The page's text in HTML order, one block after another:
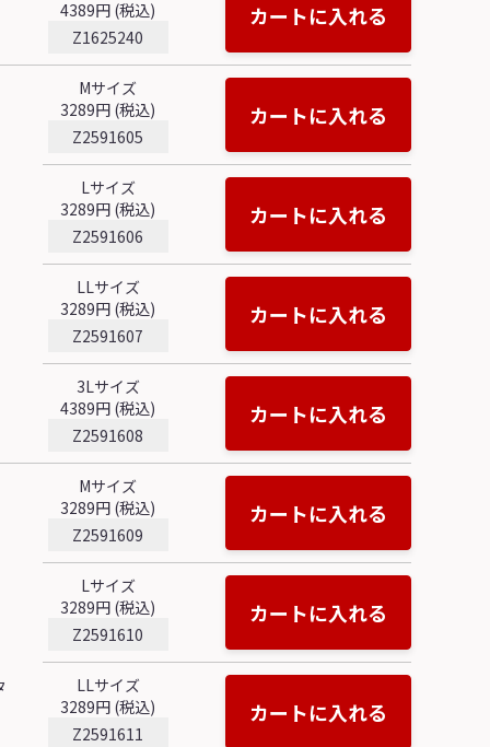
4389円 (税込)
Z1625240
カートに入れる
Mサイズ
3289円 (税込)
Z2591605
カートに入れる
Lサイズ
3289円 (税込)
Z2591606
カートに入れる
LLサイズ
3289円 (税込)
Z2591607
カートに入れる
3Lサイズ
4389円 (税込)
Z2591608
カートに入れる
Mサイズ
3289円 (税込)
Z2591609
カートに入れる
Lサイズ
3289円 (税込)
Z2591610
カートに入れる
LLサイズ
3289円 (税込)
Z2591611
カートに入れる